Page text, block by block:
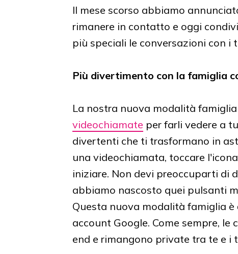
Il mese scorso abbiamo
rimanere in contatto e oggi
più speciali le conversazioni con i
Più divertimento con la famiglia
La nostra nuova modalità
videochiamate per farli vedere a
divertenti che ti trasformano in
una videochiamata, toccare
iniziare. Non devi preoccuparti di
abbiamo nascosto quei pulsanti
Questa nuova modalità famiglia
account Google. Come sempre,
end e rimangono private tra te e i